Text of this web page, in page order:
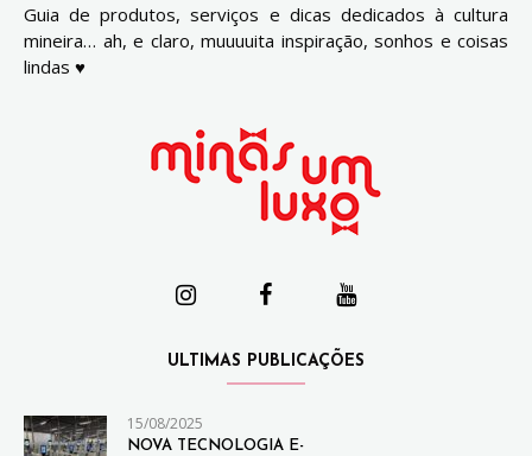
Guia de produtos, serviços e dicas dedicados à cultura
mineira… ah, e claro, muuuuita inspiração, sonhos e coisas
lindas ♥
ULTIMAS PUBLICAÇÕES
15/08/2025
NOVA TECNOLOGIA E-